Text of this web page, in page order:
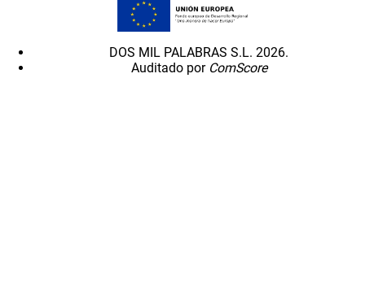
DOS MIL PALABRAS S.L. 2026.
Auditado por ComScore